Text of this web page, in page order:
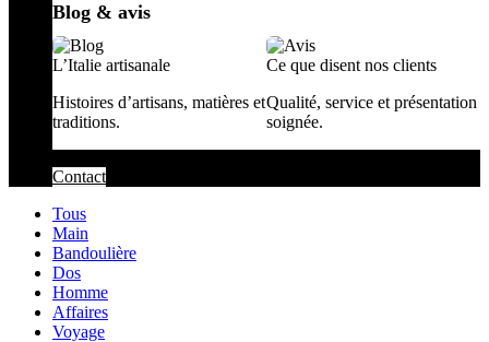
Blog & avis
L’Italie artisanale
Histoires d’artisans, matières et
traditions.
Ce que disent nos clients
Qualité, service et présentation
soignée.
Contact
Tous
Main
Bandoulière
Dos
Homme
Affaires
Voyage